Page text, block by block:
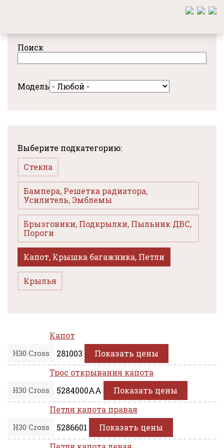
содержанию
Поиск
Модель
Выберите подкатегорию:
Стекла
Бампера, Решетка радиатора,
Усилитель, Эмблемы
Брызговики, Подкрылки, Пыльник ДВС,
Пороги
Капот, Крышка багажника, Петли
Крылья
Капот
H30 Cross 281003
Показать цены
Трос открывания капота
H30 Cross 5284000AA
Показать цены
Петля капота правая
H30 Cross 5286601
Показать цены